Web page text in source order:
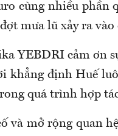
cùng nhiều phần
mưa lũ xảy ra vào
YEBDRI cảm ơn
khẳng định Huế
quá trình hợp
và mở rộng quan